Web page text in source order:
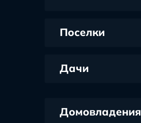
Поселки
Дачи
Домовладения